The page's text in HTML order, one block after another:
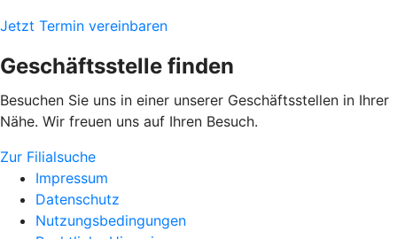
Jetzt Termin vereinbaren
Geschäftsstelle finden
Besuchen Sie uns in einer unserer Geschäftsstellen in Ihrer
Nähe. Wir freuen uns auf Ihren Besuch.
Zur Filialsuche
Impressum
Datenschutz
Nutzungsbedingungen